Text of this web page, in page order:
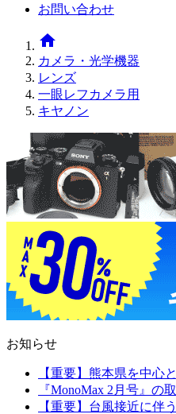
お問い合わせ
home
カメラ・光学機器
レンズ
一眼レフカメラ用
キヤノン
お知らせ
【重要】熊本県を中心
『MonoMax 2月号』の
【重要】台風接近に伴